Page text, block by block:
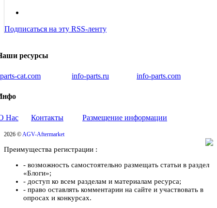
Подписаться на эту RSS-ленту
ресурсы
cat.com info-parts.ru info-parts.com
Нас Контакты Размещение информации
2026 © AGV-Aftermarket
Преимущества регистрации :
- возможность самостоятельно размещать статьи в раздел
«Блоги»;
- доступ ко всем разделам и материалам ресурса;
- право оставлять комментарии на сайте и участвовать в
опросах и конкурсах.